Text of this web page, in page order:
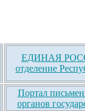
ЕДИНАЯ
отделение
Портал
органов